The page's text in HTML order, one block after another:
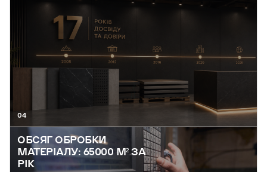
04
ОБСЯГ ОБРОБКИ
МАТЕРІАЛУ: 65000 М² ЗА
РІК